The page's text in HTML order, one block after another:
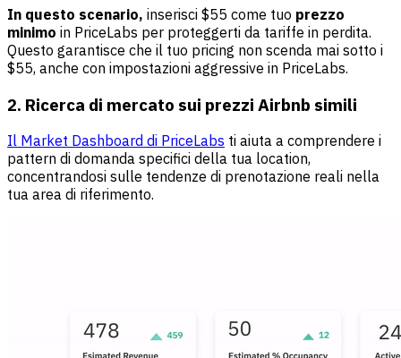
In questo scenario, inserisci $55 come tuo prezzo
minimo in PriceLabs per proteggerti da tariffe in perdita.
Questo garantisce che il tuo pricing non scenda mai sotto i
$55, anche con impostazioni aggressive in PriceLabs.
2. Ricerca di mercato sui prezzi Airbnb simili
Il Market Dashboard di PriceLabs ti aiuta a comprendere i
pattern di domanda specifici della tua location,
concentrandosi sulle tendenze di prenotazione reali nella
tua area di riferimento.